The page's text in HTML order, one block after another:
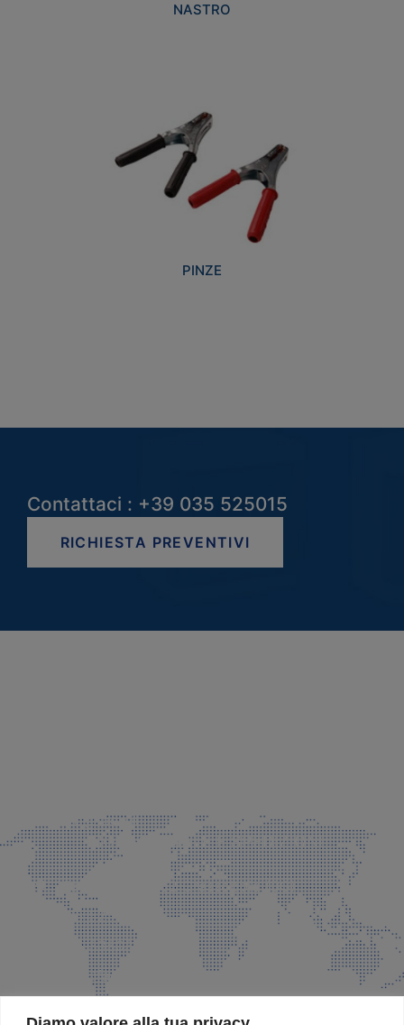
NASTRO
PINZE
Contattaci : +39 035 525015
RICHIESTA PREVENTIVI
info@faeg.it
COMMERCIALE E SPEDIZIONI
Via Padre Elzi, 32 Grassobbio (BG)
035 525015
035 335037
info@faeg.it
SITE MAP